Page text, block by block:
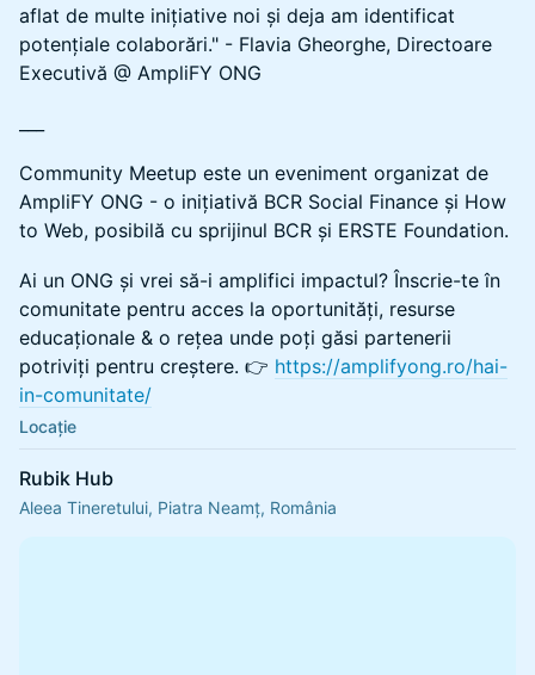
aflat de multe inițiative noi și deja am identificat
potențiale colaborări." - Flavia Gheorghe, Directoare
Executivă @ AmpliFY ONG
Community Meetup este un eveniment organizat de
AmpliFY ONG - o inițiativă BCR Social Finance și How
to Web, posibilă cu sprijinul BCR și ERSTE Foundation.
Ai un ONG și vrei să-i amplifici impactul? Înscrie-te în
comunitate pentru acces la oportunități, resurse
educaționale & o rețea unde poți găsi partenerii
potriviți pentru creștere. 👉 https://amplifyong.ro/hai-
in-comunitate/
Locație
Rubik Hub
Aleea Tineretului, Piatra Neamț, România